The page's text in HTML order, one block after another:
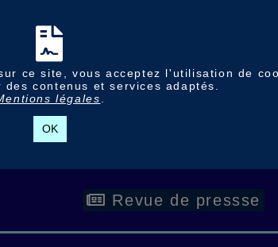
ce site, vous acceptez l'utilisation de
contenus et services adaptés.
légales
OK
Revue de pressse